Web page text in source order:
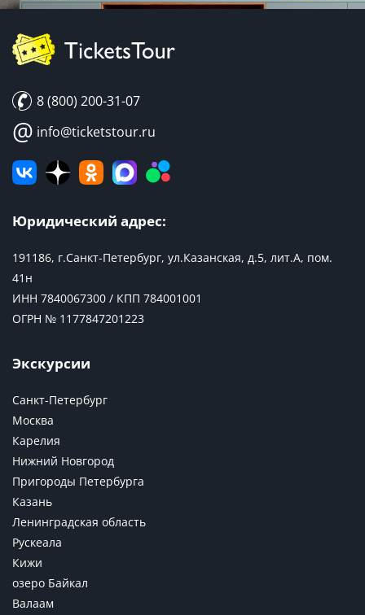
8 (800) 200-31-07
@ info@ticketstour.ru
Юридический адрес:
191186, г.Санкт-Петербург, ул.Казанская, д.5, лит.А, пом.
41н
ИНН 7840067300 / КПП 784001001
ОГРН № 1177847201223
Экскурсии
Санкт-Петербург
Москва
Карелия
Нижний Новгород
Пригороды Петербурга
Казань
Ленинградская область
Рускеала
Кижи
озеро Байкал
Валаам